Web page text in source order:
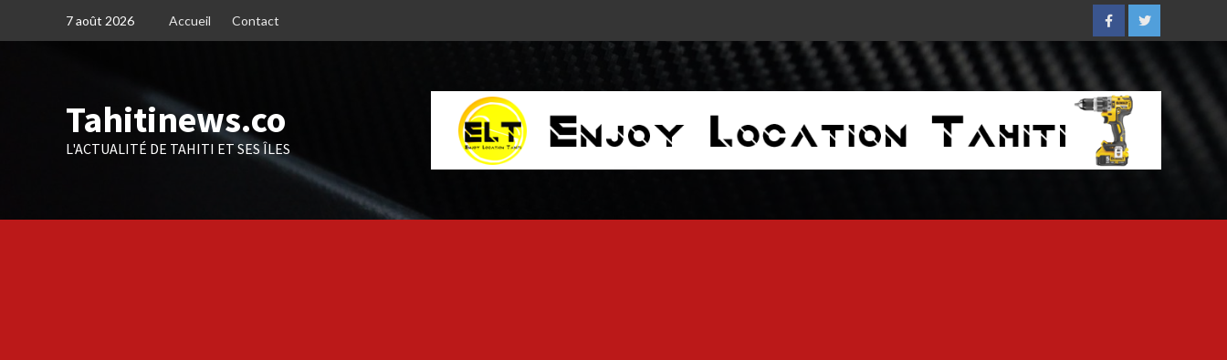
7 août 2026 Accueil Contact
FacebookTwitter
Tahitinews.co
L'ACTUALITÉ DE TAHITI ET SES ÎLES